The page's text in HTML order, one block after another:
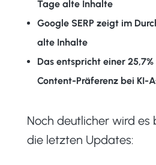
Tage alte Inhalte
Google SERP zeigt im
alte Inhalte
Das entspricht einer
Content-Präferenz bei KI-
Noch deutlicher wird es
die letzten Updates: